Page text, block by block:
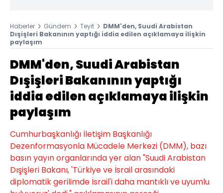
Haberler Gündem Teyit
DMM'den, Suudi Arabistan
Dışişleri Bakanının yaptığı iddia edilen açıklamaya ilişkin
paylaşım
DMM'den, Suudi Arabistan
Dışişleri Bakanının yaptığı
iddia edilen açıklamaya ilişkin
paylaşım
Cumhurbaşkanlığı İletişim Başkanlığı
Dezenformasyonla Mücadele Merkezi (DMM), bazı
basın yayın organlarında yer alan "Suudi Arabistan
Dışişleri Bakanı, 'Türkiye ve İsrail arasındaki
diplomatik gerilimde İsrail'i daha mantıklı ve uyumlu